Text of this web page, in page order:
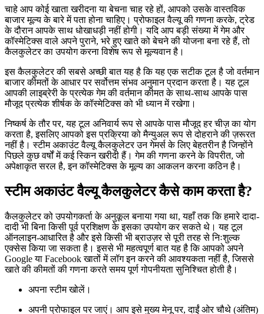
चाहे आप कोई खाता खरीदना या बेचना चाह रहे हों, आपको उसके वास्तविक
बाजार मूल्य के बारे में पता होना चाहिए। प्रोफाइल वैल्यू की गणना करके, ट्रेड
के दौरान आपके साथ धोखाधड़ी नहीं होगी। यदि आप बड़ी संख्या में गेम और
कॉस्मेटिक्स वाले अपने पुराने, भरे हुए खाते को बेचने की योजना बना रहे हैं, तो
कैलकुलेटर का उपयोग करना विशेष रूप से मूल्यवान है।
इस कैलकुलेटर की सबसे अच्छी बात यह है कि यह एक सटीक टूल है जो वर्तमान
बाजार कीमतों के आधार पर सर्वोत्तम संभव अनुमान प्रदान करता है। यह टूल
आपकी लाइब्रेरी के प्रत्येक गेम की वर्तमान कीमत के साथ-साथ आपके पास
मौजूद प्रत्येक शीर्षक के कॉस्मेटिक्स को भी ध्यान में रखेगा।
निष्कर्ष के तौर पर, यह टूल अनिवार्य रूप से आपके पास मौजूद हर चीज़ का योग
करता है, इसलिए आपको इस प्रक्रिया को मैन्युअल रूप से दोहराने की ज़रूरत
नहीं है। स्टीम अकाउंट वैल्यू कैलकुलेटर उन गेमर्स के लिए बेहतरीन है जिन्होंने
पिछले कुछ वर्षों में कई स्किन खरीदी हैं। गेम की गणना करने के विपरीत, जो
अपेक्षाकृत सरल है, इन कॉस्मेटिक्स के मूल्य का आकलन करना कठिन है।
स्टीम अकाउंट वैल्यू कैलकुलेटर कैसे काम करता है?
कैलकुलेटर को उपयोगकर्ता के अनुकूल बनाया गया था, यहाँ तक कि हमारे दादा-
दादी भी बिना किसी पूर्व प्रशिक्षण के इसका उपयोग कर सकते थे। यह टूल
ऑनलाइन-आधारित है और इसे किसी भी ब्राउज़र से पूरी तरह से निःशुल्क
एक्सेस किया जा सकता है। इससे भी महत्वपूर्ण बात यह है कि आपको अपने
Google या Facebook खातों में लॉग इन करने की आवश्यकता नहीं है, जिससे
खाते की कीमतों की गणना करते समय पूर्ण गोपनीयता सुनिश्चित होती है।
अपना स्टीम खोलें।
अपनी प्रोफाइल पर जाएं। आप इसे मुख्य मेनू पर, दाईं ओर चौथे (अंतिम)